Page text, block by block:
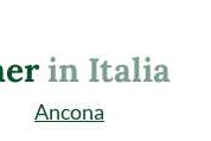
in Italia
Ancona